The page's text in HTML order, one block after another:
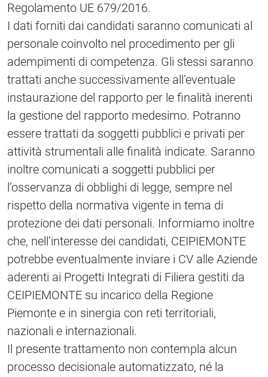
Regolamento UE 679/2016.
I dati forniti dai candidati saranno comunicati al
personale coinvolto nel procedimento per gli
adempimenti di competenza. Gli stessi saranno
trattati anche successivamente all’eventuale
instaurazione del rapporto per le finalità inerenti
la gestione del rapporto medesimo. Potranno
essere trattati da soggetti pubblici e privati per
attività strumentali alle finalità indicate. Saranno
inoltre comunicati a soggetti pubblici per
l’osservanza di obblighi di legge, sempre nel
rispetto della normativa vigente in tema di
protezione dei dati personali. Informiamo inoltre
che, nell’interesse dei candidati, CEIPIEMONTE
potrebbe eventualmente inviare i CV alle Aziende
aderenti ai Progetti Integrati di Filiera gestiti da
CEIPIEMONTE su incarico della Regione
Piemonte e in sinergia con reti territoriali,
nazionali e internazionali.
Il presente trattamento non contempla alcun
processo decisionale automatizzato, né la